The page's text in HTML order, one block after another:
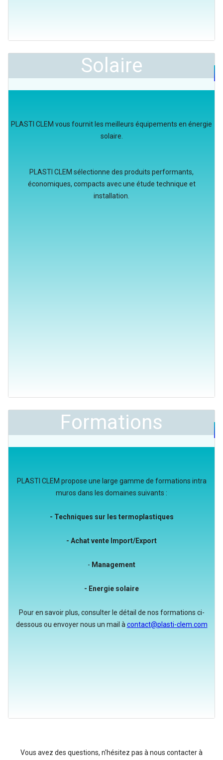
Solaire
PLASTI CLEM vous fournit les meilleurs équipements en énergie
solaire.
PLASTI CLEM sélectionne des produits performants,
économiques, compacts avec une étude technique et
installation.
Formations
PLASTI CLEM propose une large gamme de formations intra
muros dans les domaines suivants :
- Techniques sur les termoplastiques
- Achat vente Import/Export
- Management
- Energie solaire
Pour en savoir plus, consulter le détail de nos formations ci-
dessous ou envoyer nous un mail à contact@plasti-clem.com
Vous avez des questions, n'hésitez pas à nous contacter à